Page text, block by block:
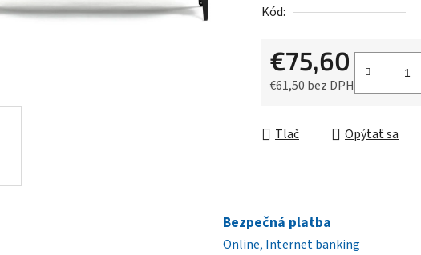
Kód:
€75,60
€61,50 bez DPH
Tlač Opýtať sa
Bezpečná platba
Online, Internet banking